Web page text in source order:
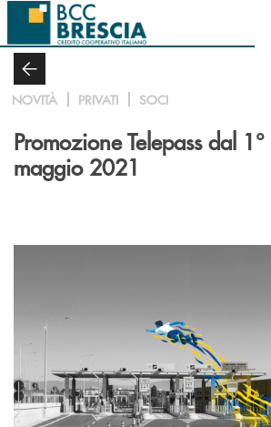
Salta al contenuto principale
NOVITÀ PRIVATI SOCI
Promozione Telepass dal
maggio 2021